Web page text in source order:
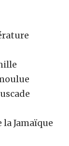
Jamaïque